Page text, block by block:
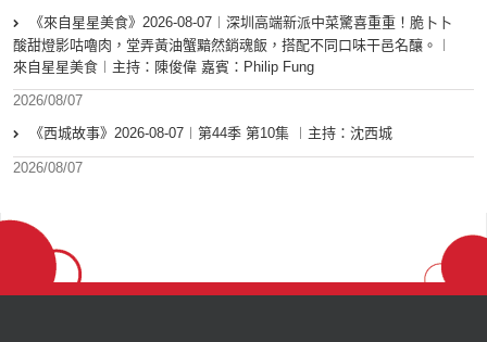
《來自星星美食》2026-08-07︱深圳高端新派中菜驚喜重重！脆卜卜
酸甜燈影咕嚕肉，堂弄黃油蟹黯然銷魂飯，搭配不同口味干邑名釀。︱
來自星星美食︱主持：陳俊偉 嘉賓：Philip Fung
2026/08/07
《西城故事》2026-08-07︱第44季 第10集 ︱主持：沈西城
2026/08/07